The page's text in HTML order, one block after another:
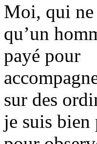
Moi, qui ne
qu’un
payé pour
sur des
je suis bien